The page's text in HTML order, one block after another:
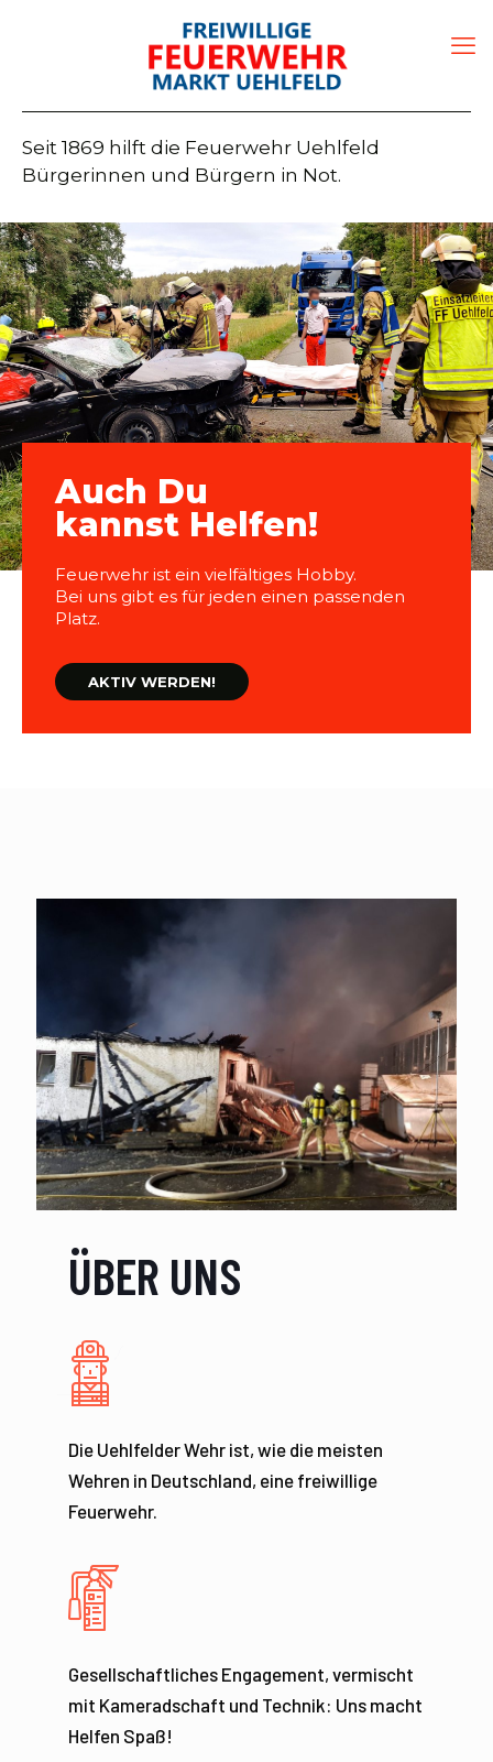
Seit 1869 hilft die Feuerwehr Uehlfeld
Bürgerinnen und Bürgern in Not.
Auch Du
kannst Helfen!
Feuerwehr ist ein vielfältiges Hobby.
Bei uns gibt es für jeden einen passenden
Platz.
AKTIV WERDEN!
#TECHNISCHEHILFE
ÜBER UNS
Die Uehlfelder Wehr ist, wie die meisten
Wehren in Deutschland, eine freiwillige
Feuerwehr.
Gesellschaftliches Engagement, vermischt
mit Kameradschaft und Technik: Uns macht
Helfen Spaß!